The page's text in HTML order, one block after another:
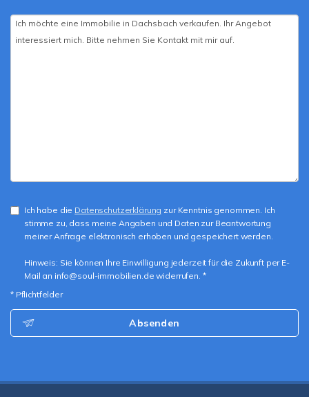
Ich habe die Datenschutzerklärung zur Kenntnis genommen. Ich
stimme zu, dass meine Angaben und Daten zur Beantwortung
meiner Anfrage elektronisch erhoben und gespeichert werden.
Hinweis: Sie können Ihre Einwilligung jederzeit für die Zukunft per E-
Mail an info@soul-immobilien.de widerrufen. *
* Pflichtfelder
Absenden